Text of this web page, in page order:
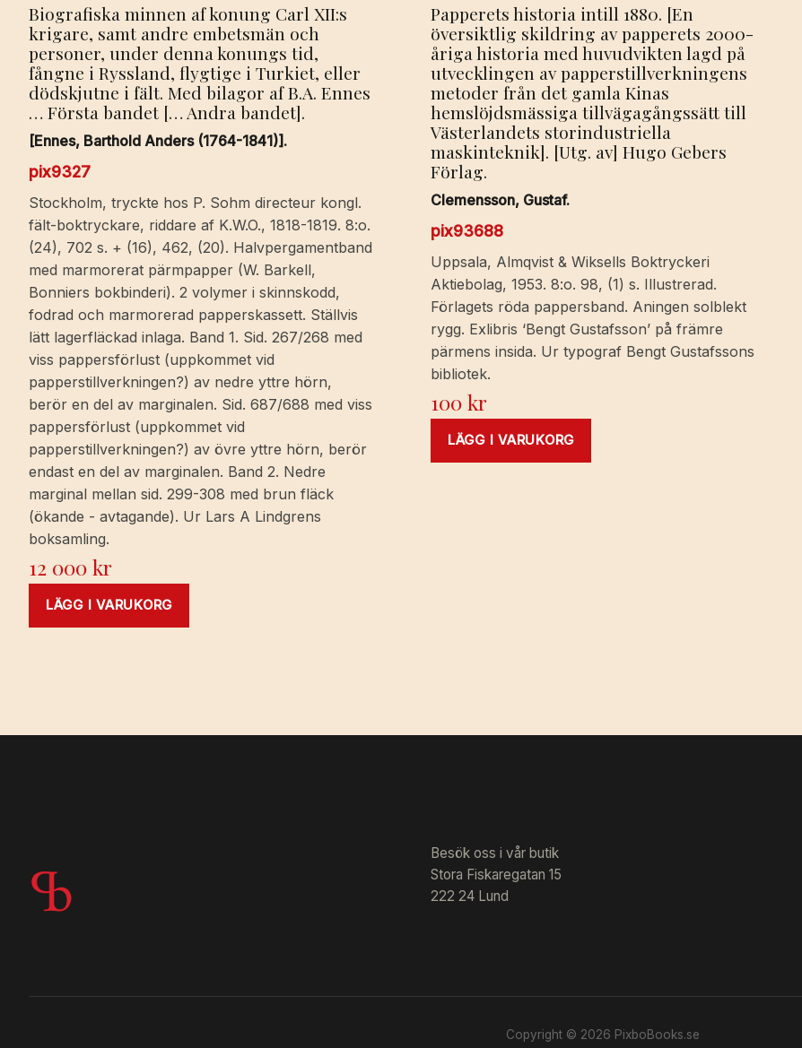
Biografiska minnen af konung Carl XII:s
krigare, samt andre embetsmän och
personer, under denna konungs tid,
fångne i Ryssland, flygtige i Turkiet, eller
dödskjutne i fält. Med bilagor af B.A. Ennes
… Första bandet [… Andra bandet].
[Ennes, Barthold Anders (1764-1841)].
pix9327
Stockholm, tryckte hos P. Sohm directeur kongl.
fält-boktryckare, riddare af K.W.O., 1818-1819. 8:o.
(24), 702 s. + (16), 462, (20). Halvpergamentband
med marmorerat pärmpapper (W. Barkell,
Bonniers bokbinderi). 2 volymer i skinnskodd,
fodrad och marmorerad papperskassett. Ställvis
lätt lagerfläckad inlaga. Band 1. Sid. 267/268 med
viss pappersförlust (uppkommet vid
papperstillverkningen?) av nedre yttre hörn,
berör en del av marginalen. Sid. 687/688 med viss
pappersförlust (uppkommet vid
papperstillverkningen?) av övre yttre hörn, berör
endast en del av marginalen. Band 2. Nedre
marginal mellan sid. 299-308 med brun fläck
(ökande - avtagande). Ur Lars A Lindgrens
boksamling.
12 000kr
LÄGG I VARUKORG
Papperets historia intill 1880. [En
översiktlig skildring av papperets 2000-
åriga historia med huvudvikten lagd på
utvecklingen av papperstillverkningens
metoder från det gamla Kinas
hemslöjdsmässiga tillvägagångssätt till
Västerlandets storindustriella
maskinteknik]. [Utg. av] Hugo Gebers
Förlag.
Clemensson, Gustaf.
pix93688
Uppsala, Almqvist & Wiksells Boktryckeri
Aktiebolag, 1953. 8:o. 98, (1) s. Illustrerad.
Förlagets röda pappersband. Aningen solblekt
rygg. Exlibris ‘Bengt Gustafsson’ på främre
pärmens insida. Ur typograf Bengt Gustafssons
bibliotek.
100kr
LÄGG I VARUKORG
Besök oss i vår butik
Stora Fiskaregatan 15
222 24 Lund
Copyright © 2026 PixboBooks.se